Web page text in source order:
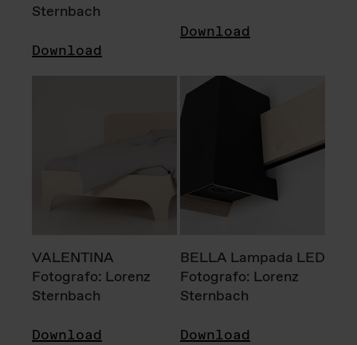
Sternbach
Download
Download
VALENTINA
Fotografo: Lorenz
Sternbach
Download
BELLA Lampada LED
Fotografo: Lorenz
Sternbach
Download